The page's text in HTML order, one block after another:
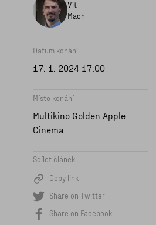
Vít
Mach
Datum konání
17. 1. 2024 17:00
Místo konání
Multikino Golden Apple
Cinema
Sdílet článek
Copy link
Share on Twitter
Share on Facebook